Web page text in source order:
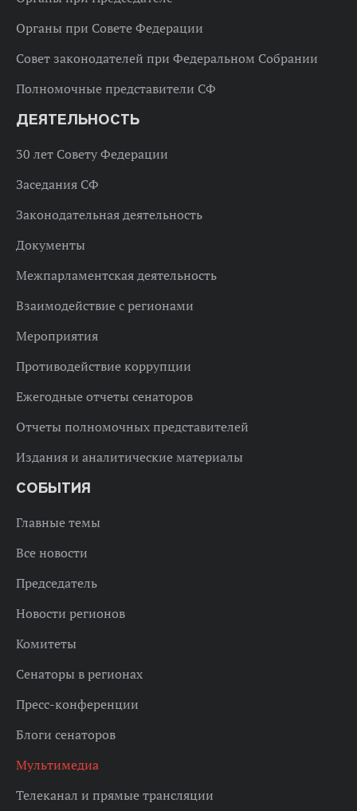
Органы при Совете Федерации
Совет законодателей при Федеральном Собрании
Полномочные представители СФ
ДЕЯТЕЛЬНОСТЬ
30 лет Совету Федерации
Заседания СФ
Законодательная деятельность
Документы
Межпарламентская деятельность
Взаимодействие с регионами
Мероприятия
Противодействие коррупции
Ежегодные отчеты сенаторов
Отчеты полномочных представителей
Издания и аналитические материалы
СОБЫТИЯ
Главные темы
Все новости
Председатель
Новости регионов
Комитеты
Сенаторы в регионах
Пресс-конференции
Блоги сенаторов
Мультимедиа
Телеканал и прямые трансляции